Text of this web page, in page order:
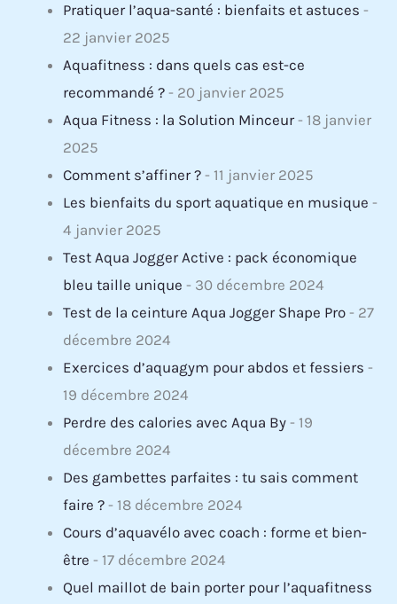
Pratiquer l’aqua-santé : bienfaits et astuces -
22 janvier 2025
Aquafitness : dans quels cas est-ce
recommandé ? - 20 janvier 2025
Aqua Fitness : la Solution Minceur- 18 janvier
2025
Comment s’affiner ? - 11 janvier 2025
Les bienfaits du sport aquatique en musique -
4 janvier 2025
Test Aqua Jogger Active : pack économique
bleu taille unique - 30 décembre 2024
Test de la ceinture Aqua Jogger Shape Pro - 27
décembre 2024
Exercices d’aquagym pour abdos et fessiers -
19 décembre 2024
Perdre des calories avec Aqua By - 19
décembre 2024
Des gambettes parfaites : tu sais comment
faire ? - 18 décembre 2024
Cours d’aquavélo avec coach : forme et bien-
être - 17 décembre 2024
Quel maillot de bain porter pour l’aquafitness